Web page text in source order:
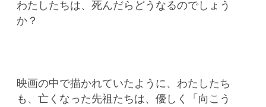
わたしたちは、死んだらどうなるのでしょう
か？
映画の中で描かれていたように、わたしたち
も、亡くなった先祖たちは、優しく「向こう